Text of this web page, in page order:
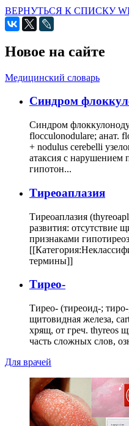
ВЕРНУТЬСЯ К СПИСКУ
Новое на сайте
Медицинский словарь
Cиндром
Синдром
flocculonodulare; анат.
+ nodulus cerebelli
атаксия с нарушением
гипотон...
Тиреоаплазия
Тиреоаплазия
развития: отсутствие
признаками
термины]]
Тирео-
Тирео- (тиреоид-;
щитовидная железа,
хрящ, от греч. thyreos
часть сложных слов,
Для врачей